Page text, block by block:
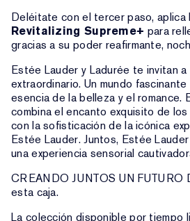
Deléitate con el tercer paso, aplica
Revitalizing Supreme+ para
gracias a su poder reafirmante,
Estée Lauder y Ladurée te invitan
extraordinario. Un mundo
esencia de la belleza y el romance.
combina el encanto exquisito de
con la sofisticación de la icónica
Estée Lauder. Juntos, Estée
una experiencia sensorial
CREANDO JUNTOS UN FUTURO
esta caja.
La colección disponible por tiempo